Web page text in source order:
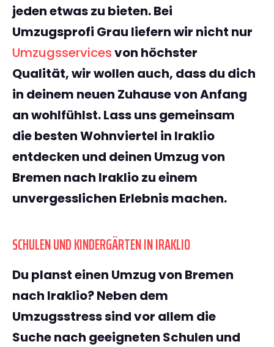
jeden etwas zu bieten. Bei
Umzugsprofi Grau liefern wir nicht nur
Umzugsservicesvon höchster
Qualität, wir wollen auch, dass du dich
in deinem neuen Zuhause von Anfang
an wohlfühlst. Lass uns gemeinsam
die besten Wohnviertel in Iraklio
entdecken und deinen Umzug von
Bremen nach Irakliozu einem
unvergesslichen Erlebnis machen.
SCHULEN UND KINDERGÄRTEN IN IRAKLIO
Du planst einen Umzug von Bremen
nach Iraklio? Neben dem
Umzugsstress sind vor allem die
Suche nach geeigneten Schulen und